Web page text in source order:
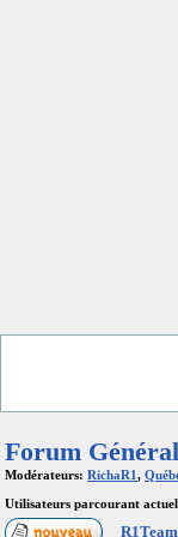
Forum Général
Modérateurs: RichaR1,
Utilisateurs parcourant